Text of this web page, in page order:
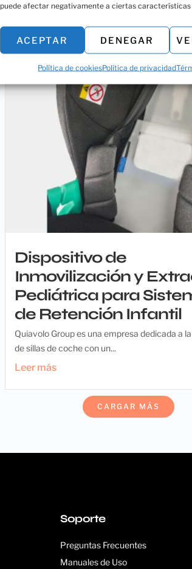
puede afectar negativamente a ciertas características
ACEPTAR DENEGAR
Política de cookiesPolítica de privacidad
Dispositivo de
Inmovilización y
Pediátrica para
de Retención Infantil
Quiavolo Group es una empresa dedicada a
de sillas de coche con un...
Leer más
CARGAR MÁS
Soporte
Preguntas Frecuentes
Manuales de Uso